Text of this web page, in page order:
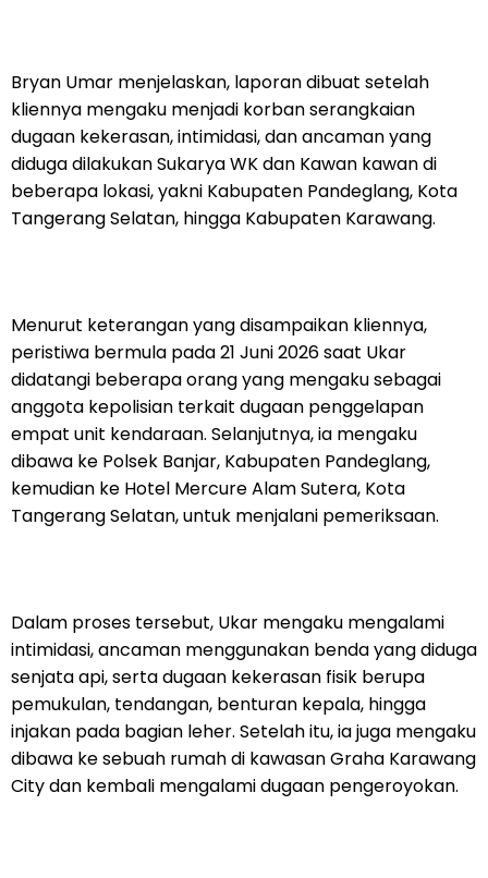
Bryan Umar menjelaskan, laporan dibuat setelah
kliennya mengaku menjadi korban serangkaian
dugaan kekerasan, intimidasi, dan ancaman yang
diduga dilakukan Sukarya WK dan Kawan kawan di
beberapa lokasi, yakni Kabupaten Pandeglang, Kota
Tangerang Selatan, hingga Kabupaten Karawang.
Menurut keterangan yang disampaikan kliennya,
peristiwa bermula pada 21 Juni 2026 saat Ukar
didatangi beberapa orang yang mengaku sebagai
anggota kepolisian terkait dugaan penggelapan
empat unit kendaraan. Selanjutnya, ia mengaku
dibawa ke Polsek Banjar, Kabupaten Pandeglang,
kemudian ke Hotel Mercure Alam Sutera, Kota
Tangerang Selatan, untuk menjalani pemeriksaan.
Dalam proses tersebut, Ukar mengaku mengalami
intimidasi, ancaman menggunakan benda yang diduga
senjata api, serta dugaan kekerasan fisik berupa
pemukulan, tendangan, benturan kepala, hingga
injakan pada bagian leher. Setelah itu, ia juga mengaku
dibawa ke sebuah rumah di kawasan Graha Karawang
City dan kembali mengalami dugaan pengeroyokan.